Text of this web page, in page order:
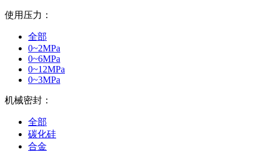
使用压力：
全部
0~2MPa
0~6MPa
0~12MPa
0~3MPa
机械密封：
全部
碳化硅
合金